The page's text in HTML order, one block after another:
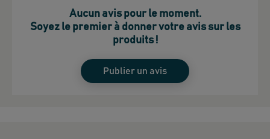
Aucun avis pour le moment.
Soyez le premier à donner votre avis sur les
produits !
Publier un avis